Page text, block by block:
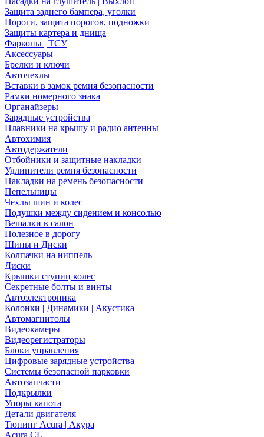
Защита заднего бампера, уголки
Пороги, защита порогов, подножки
Защиты картера и днища
Фаркопы | ТСУ
Аксессуары
Брелки и ключи
Авточехлы
Вставки в замок ремня безопасности
Рамки номерного знака
Органайзеры
Зарядные устройства
Плавники на крышу и радио антенны
Автохимия
Автодержатели
Отбойники и защитные накладки
Удлинители ремня безопасности
Накладки на ремень безопасности
Пепельницы
Чехлы шин и колес
Подушки между сидением и консолью
Вешалки в салон
Полезное в дорогу
Шины и Диски
Колпачки на ниппель
Диски
Крышки ступиц колес
Секретные болты и винты
Автоэлектроника
Колонки | Динамики | Акустика
Автомагнитолы
Видеокамеры
Видеорегистраторы
Блоки управления
Цифровые зарядные устройства
Системы безопасной парковки
Автозапчасти
Подкрылки
Упоры капота
Детали двигателя
Тюнинг Acura | Акура
Acura CL